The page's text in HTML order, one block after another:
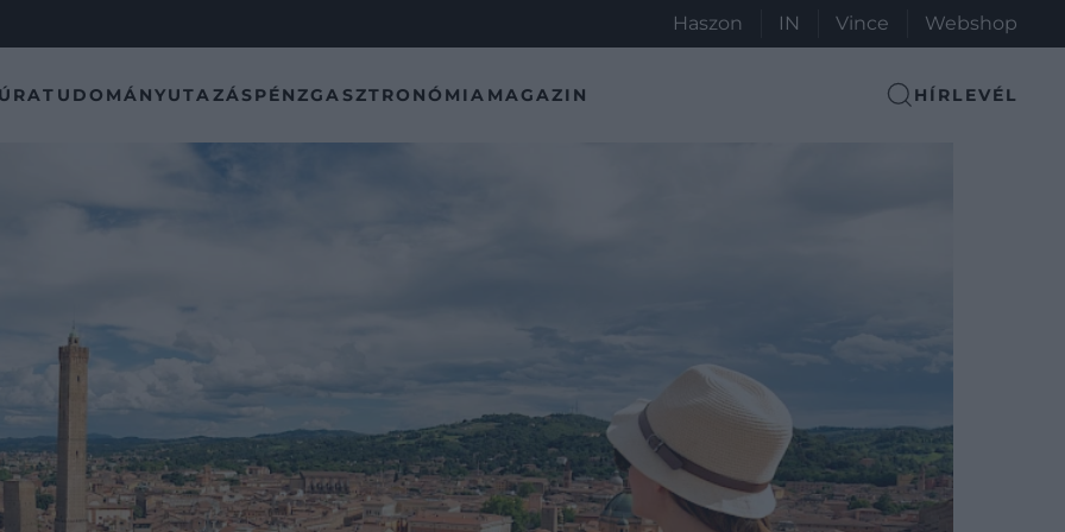
Haszon IN Vince Webshop
TUDOMÁNYUTAZÁSPÉNZGASZTRONÓMIA MAGAZIN HÍRLEVÉL